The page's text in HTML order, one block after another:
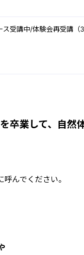
受講中/体験会再受講（3
卒業して、自然
んでください。